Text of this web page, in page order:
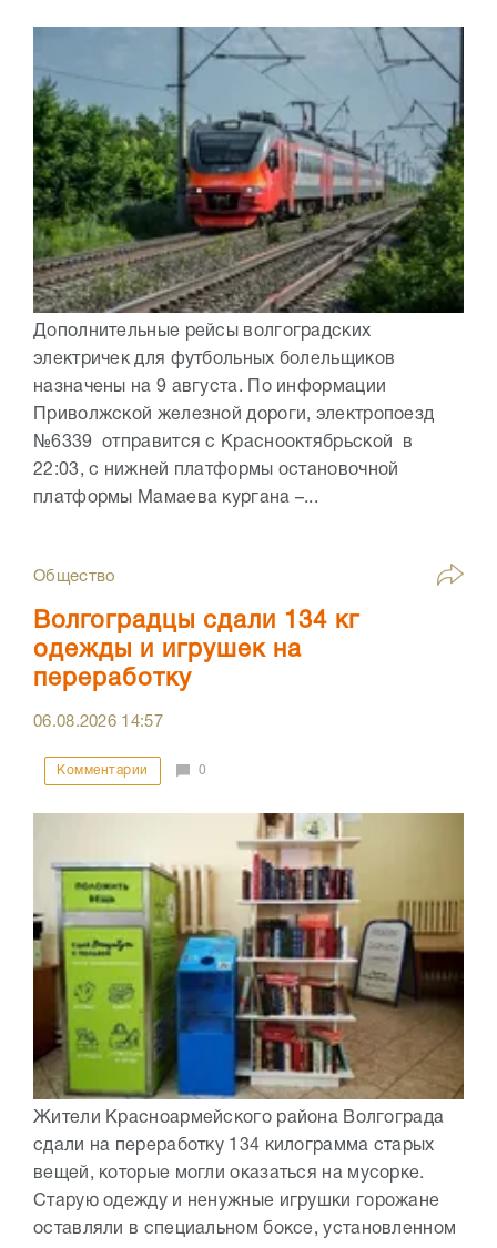
Дополнительные рейсы волгоградских
электричек для футбольных болельщиков
назначены на 9 августа. По информации
Приволжской железной дороги, электропоезд
№6339 отправится с Краснооктябрьской в
22:03, с нижней платформы остановочной
платформы Мамаева кургана –...
Общество
Волгоградцы сдали 134 кг
одежды и игрушек на
переработку
06.08.2026 14:57
Комментарии 0
Жители Красноармейского района Волгограда
сдали на переработку 134 килограмма старых
вещей, которые могли оказаться на мусорке.
Старую одежду и ненужные игрушки горожане
оставляли в специальном боксе, установленном